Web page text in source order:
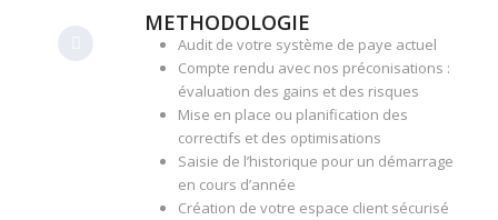
METHODOLOGIE
Audit de votre système de paye actuel
Compte rendu avec nos préconisations :
évaluation des gains et des risques
Mise en place ou planification des
correctifs et des optimisations
Saisie de l’historique pour un démarrage
en cours d’année
Création de votre espace client sécurisé